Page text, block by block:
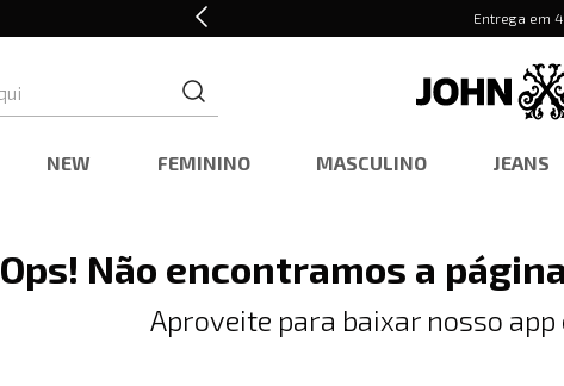
Entrega em
NEW FEMININO MASCULINO JEANS
Ops! Não encontramos a
Aproveite para baixar nosso